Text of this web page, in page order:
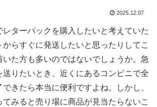
2025.12.07
レターパックを購入したいと考えていた
からすぐに発送したいと思ったりしてこ
た方も多いのではないでしょうか。急
送りたいとき、近くにあるコンビニで全
きたら本当に便利ですよね。しかし、
みると売り場に商品が見当たらないこ